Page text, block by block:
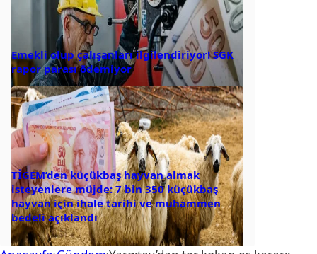
Emekli olup çalışanları ilgilendiriyor! SGK
rapor parası ödemiyor
TİGEM’den küçükbaş hayvan almak
isteyenlere müjde: 7 bin 350 küçükbaş
hayvan için ihale tarihi ve muhammen
bedeli açıklandı